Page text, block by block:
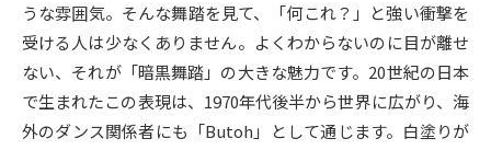
大学研究 大学検索
大学で学べる内容や特徴を調べる
うな雰囲気。そんな舞踏を見て、「何これ？」と強い衝撃を
受ける人は少なくありません。よくわからないのに目が離せ
ない、それが「暗黒舞踏」の大きな魅力です。20世紀の日本
で生まれたこの表現は、1970年代後半から世界に広がり、海
外のダンス関係者にも「Butoh」として通じます。白塗りが